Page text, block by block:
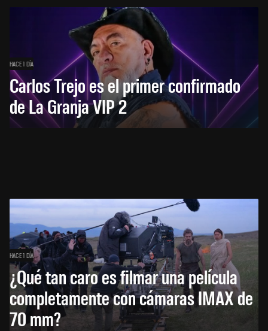
HACE 1 DÍA
Carlos Trejo es el primer confirmado
de La Granja VIP 2
HACE 1 DÍA
¿Qué tan caro es filmar una película
completamente con cámaras IMAX de
70 mm?